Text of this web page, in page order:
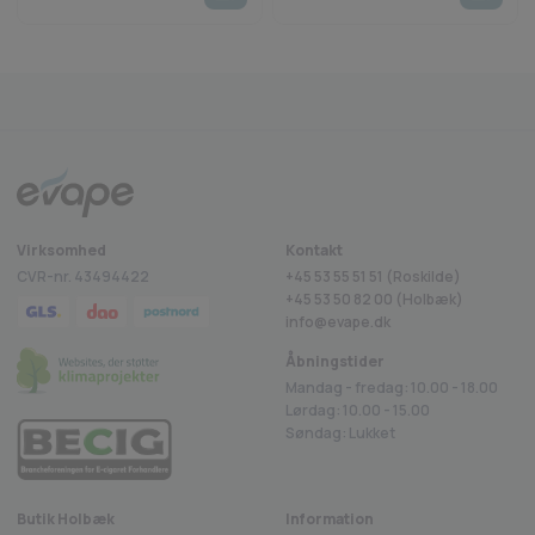
Virksomhed
CVR-nr. 43494422
Kontakt
+45 53 55 51 51 (Roskilde)
+45 53 50 82 00 (Holbæk)
info@evape.dk
Åbningstider
Mandag - fredag: 10.00 - 18.00
Lørdag: 10.00 - 15.00
Søndag: Lukket
Butik Holbæk
Information